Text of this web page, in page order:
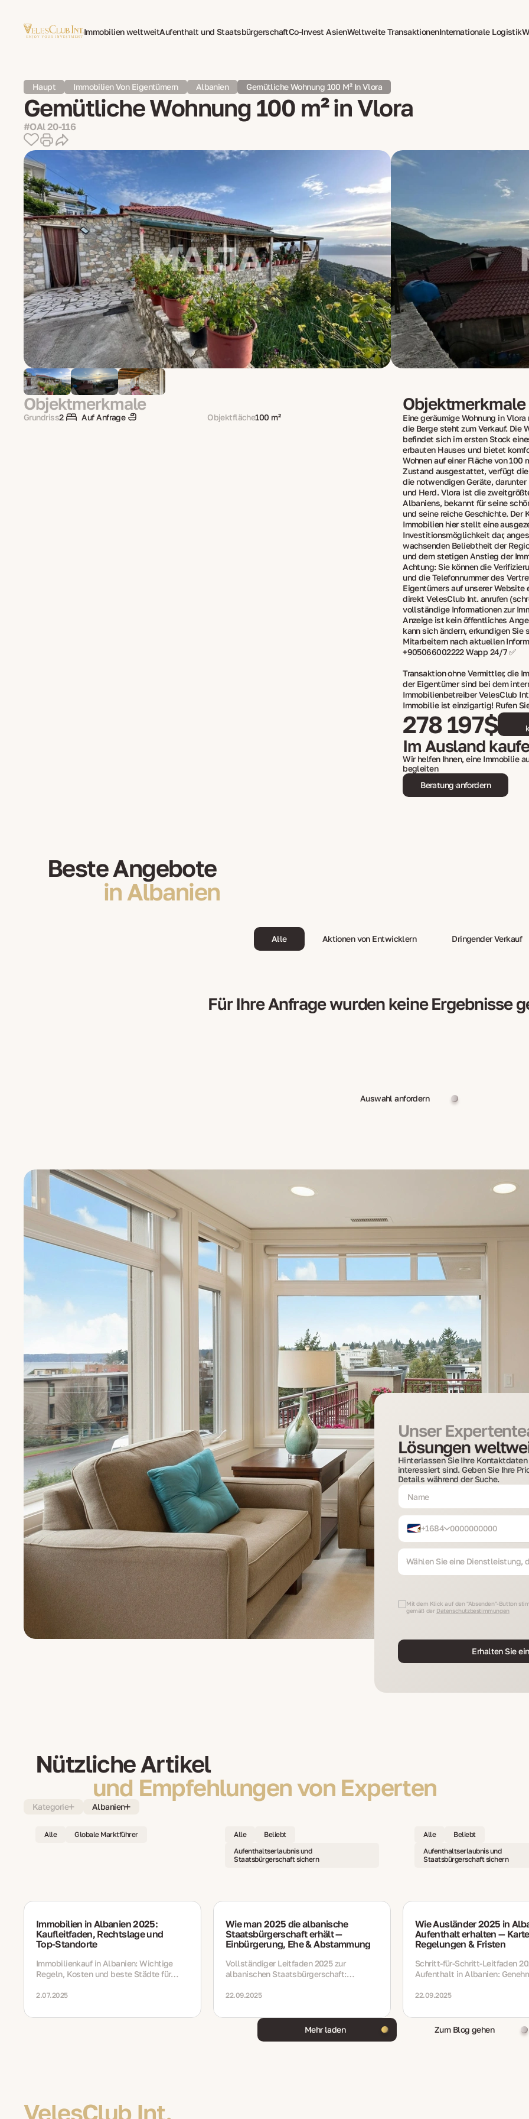
Immobilien weltweitAufenthalt und StaatsbürgerschaftCo-Invest AsienWeltweite TransaktionenInternationale Logistik
Haupt Immobilien Von Eigentümern Albanien Gemütliche Wohnung 100 M² In Vlora
Gemütliche Wohnung 100 m² in Vlora
#OAl 20-116
Objektmerkmale
Grundriss2 Auf Anfrage Objektfläche100 m²
Objektmerkmale
Eine geräumige Wohnung in
die Berge steht zum Verkauf. Die
befindet sich im ersten Stock
erbauten Hauses und bietet
Wohnen auf einer Fläche von 100
Zustand ausgestattet, verfügt die
die notwendigen Geräte, darunter
und Herd. Vlora ist die
Albaniens, bekannt für seine
und seine reiche Geschichte. Der
Immobilien hier stellt eine
Investitionsmöglichkeit dar,
wachsenden Beliebtheit der
und dem stetigen Anstieg der
Achtung: Sie können die
und die Telefonnummer des
Eigentümers auf unserer Website
direkt VelesClub Int. anrufen
vollständige Informationen zur
Anzeige ist kein öffentliches
kann sich ändern, erkundigen Sie
Mitarbeitern nach aktuellen
+905066002222 Wapp 24/7 ✅
Transaktion ohne Vermittler, die
der Eigentümer sind bei dem
Immobilienbetreiber VelesClub
Immobilie ist einzigartig! Rufen
278 197$
Im Ausland
Wir helfen Ihnen, eine Immobilie
begleiten
Beratung anfordern
Beste Angebote
in Albanien
Alle Aktionen von Entwicklern Dringender Verkauf
Für Ihre Anfrage wurden keine Ergebnisse
Auswahl anfordern
Unser
Lösungen
Hinterlassen Sie Ihre
interessiert sind. Geben Sie Ihre
Details während der Suche.
+1684
Wählen Sie eine Dienstleistung,
Mit dem Klick auf den "Absenden"-Button
gemäß der Datenschutzbestimmungen
Erhalten Sie
Nützliche Artikel
und Empfehlungen von Experten
Kategorie Albanien
Alle Globale Marktführer
Immobilien in Albanien 2025:
Kaufleitfaden, Rechtslage und
Top‑Standorte
Immobilienkauf in Albanien: Wichtige
Regeln, Kosten und beste Städte für
2.07.2025
Alle
Beliebt
Aufenthaltserlaubnis und
Staatsbürgerschaft sichern
Wie man 2025 die albanische
Staatsbürgerschaft erhält —
Einbürgerung, Ehe & Abstammung
Vollständiger Leitfaden 2025 zur
albanischen Staatsbürgerschaft:
Behandelt Anforderungen, Unterlagen,
22.09.2025
Alle
Beliebt
Aufenthaltserlaubnis und
Staatsbürgerschaft sichern
Wie Ausländer 2025 in
Aufenthalt erhalten —
Regelungen & Fristen
Schritt‑für‑Schritt‑Leitfaden
Aufenthalt in Albanien:
Unterlagen und Fristen für
22.09.2025
Mehr laden Zum Blog gehen
VelesClub Int.